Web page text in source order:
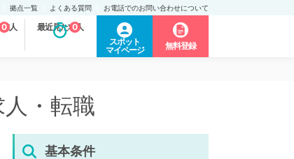
拠点一覧 よくある質問 お電話でのお問い合わせについて
人
0 最近見た求人
0
スポット
マイページ
無料登録
・転職
基本条件